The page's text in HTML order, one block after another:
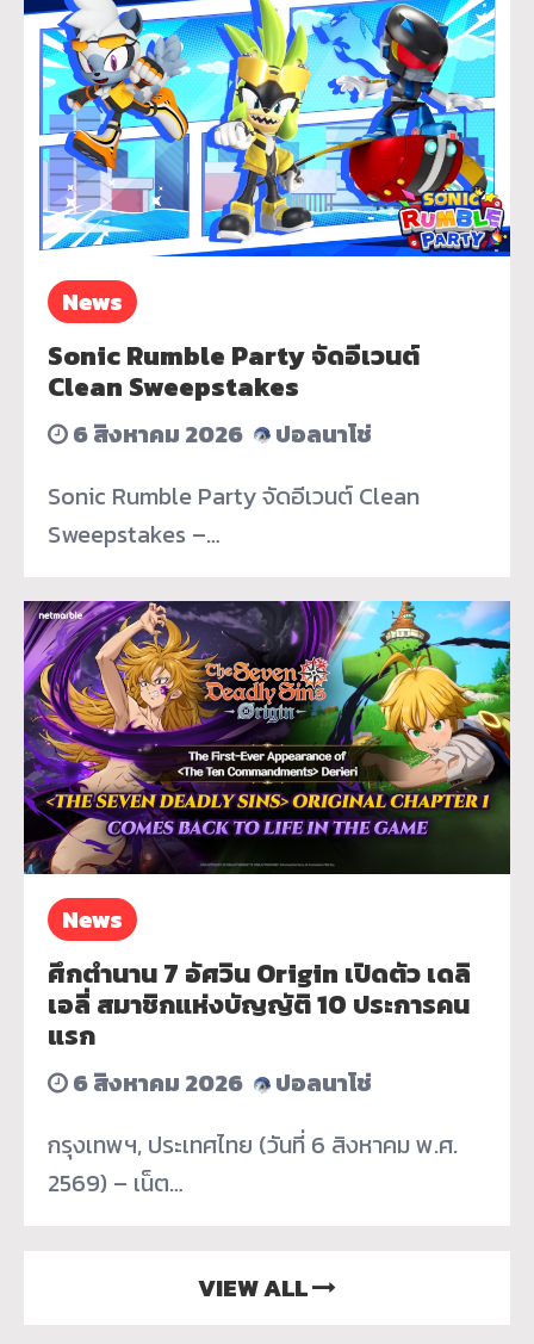
News
Sonic Rumble Party จัดอีเวนต์
Clean Sweepstakes
6 สิงหาคม 2026
ปอลนาโช่
Sonic Rumble Party จัดอีเวนต์ Clean
Sweepstakes –…
News
ศึกตำนาน 7 อัศวิน Origin เปิดตัว เดลิ
เอลี่ สมาชิกแห่งบัญญัติ 10 ประการคน
แรก
6 สิงหาคม 2026
ปอลนาโช่
กรุงเทพฯ, ประเทศไทย (วันที่ 6 สิงหาคม พ.ศ.
2569) – เน็ต…
VIEW ALL